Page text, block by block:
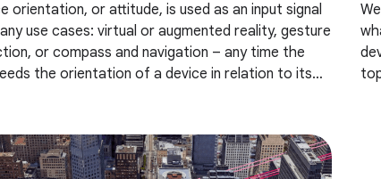
orientation, or attitude, is used as an input signal
use cases: virtual or augmented reality, gesture
or compass and navigation – any time the
the orientation of a device in relation to its